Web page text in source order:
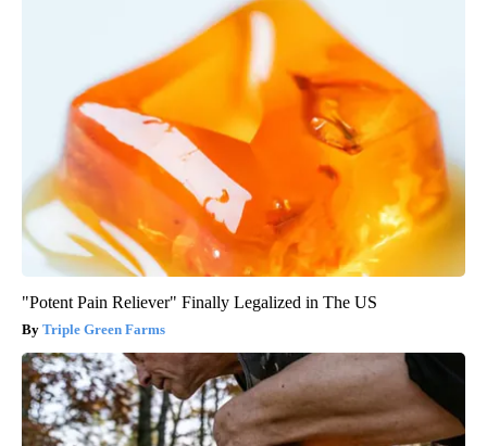
"Potent Pain Reliever" Finally Legalized in The US
Triple Green Farms